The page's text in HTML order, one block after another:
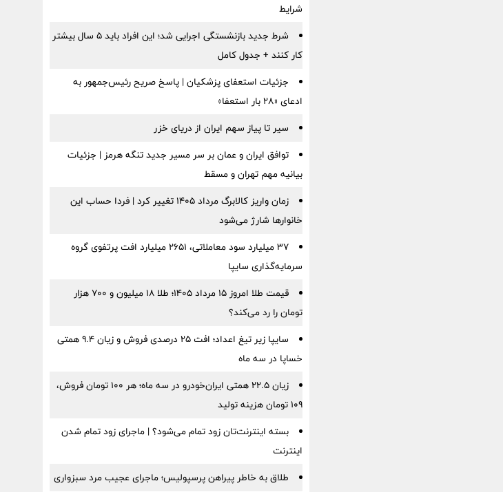
شرایط
شرط جدید بازنشستگی اجرایی شد؛ این افراد باید ۵ سال بیشتر
کار کنند + جدول کامل
جزئیات استعفای پزشکیان | پاسخ صریح رئیس‌جمهور به
ادعای «۲۸ بار استعفا»
سیر تا پیاز سهم ایران از دریای خزر
توافق ایران و عمان بر سر مسیر جدید تنگه هرمز | جزئیات
بیانیه مهم تهران و مسقط
زمان واریز کالابرگ مرداد ۱۴۰۵ تغییر کرد | فردا حساب این
خانوارها شارژ می‌شود
۳۷ میلیارد سود معاملاتی، ۲۶۵۱ میلیارد افت پرتفوی گروه
سرمایه‌گذاری سایپا
قیمت طلا امروز ۱۵ مرداد ۱۴۰۵؛ طلا ۱۸ میلیون و ۷۰۰ هزار
تومان را رد می‌کند؟
سایپا زیر تیغ اعداد؛ افت ۲۵ درصدی فروش و زیان ۹.۴ همتی
خساپا در سه ماه
زیان ۲۲.۵ همتی ایران‌خودرو در سه ماه؛ هر ۱۰۰ تومان فروش،
۱۰۹ تومان هزینه تولید
بسته اینترنت‌تان زود تمام می‌شود؟ | ماجرای زود تمام شدن
اینترنت
طلاق به خاطر پیراهن پرسپولیس؛ ماجرای عجیب مرد سبزواری